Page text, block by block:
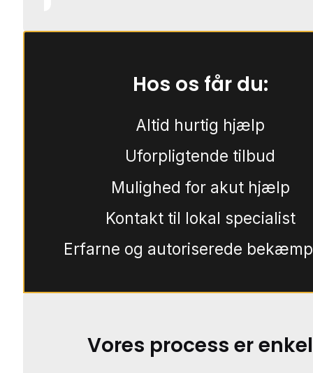
Hos os får du:
Altid hurtig hjælp
Uforpligtende tilbud
Mulighed for akut hjælp
Kontakt til lokal specialist
Erfarne og autoriserede
Vores process er enkel